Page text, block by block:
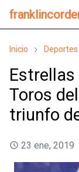
Inicio Deportes
Toros
triunfo
23 ene, 2019